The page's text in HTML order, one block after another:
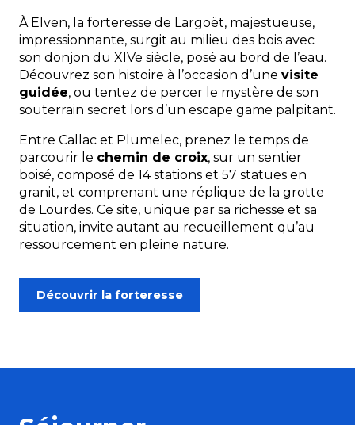
À Elven, la forteresse de Largoët, majestueuse,
impressionnante, surgit au milieu des bois avec
son donjon du XIVe siècle, posé au bord de l’eau.
Découvrez son histoire à l’occasion d’une visite
guidée, ou tentez de percer le mystère de son
souterrain secret lors d’un escape game palpitant.
Entre Callac et Plumelec, prenez le temps de
parcourir le chemin de croix, sur un sentier
boisé, composé de 14 stations et 57 statues en
granit, et comprenant une réplique de la grotte
de Lourdes. Ce site, unique par sa richesse et sa
situation, invite autant au recueillement qu’au
ressourcement en pleine nature.
Découvrir la forteresse